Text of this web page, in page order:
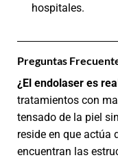
hospitales.
Preguntas
¿El endolaser es
tratamientos con
tensado de la piel
reside en que actúa
encuentran las